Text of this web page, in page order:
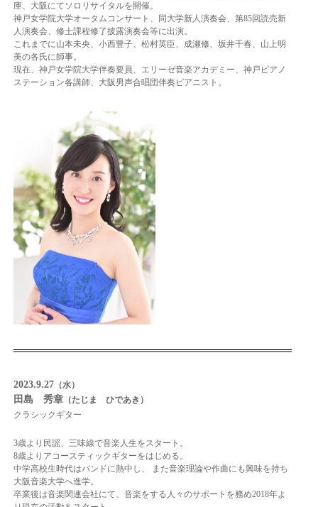
庫、大阪にてソロリサイタルを開催。
神戸女学院大学オータムコンサート、同大学新人演奏会、第85回読売新
人演奏会、修士課程修了披露演奏会等に出演。
これまでに山本未央、小西豊子、松村英臣、成瀬修、坂井千春、山上明
美の各氏に師事。
現在、神戸女学院大学伴奏要員、エリーゼ音楽アカデミー、神戸ピアノ
ステーション各講師、大阪男声合唱団伴奏ピアニスト。
2023.9.27（水）
田島 秀章（たじま ひであき）
クラシックギター
3歳より民謡、三味線で音楽人生をスタート。
8歳よりアコースティックギターをはじめる。
中学高校生時代はバンドに熱中し、 また音楽理論や作曲にも興味を持ち
大阪音楽大学へ進学。
卒業後は音楽関連会社にて、音楽をする人々のサポートを務め2018年よ